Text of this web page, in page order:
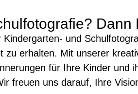
Dann
und
zu erhalten. Mit unserer
für Ihre Kinder und
freuen uns darauf, Ihre